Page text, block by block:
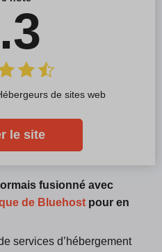
fusionné avec
de Bluehost pour en
services d’hébergement
de sites web
le site